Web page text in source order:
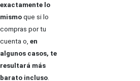
exactamente lo
mismo que si lo
compras por tu
cuenta o, en
algunos casos, te
resultará más
barato incluso